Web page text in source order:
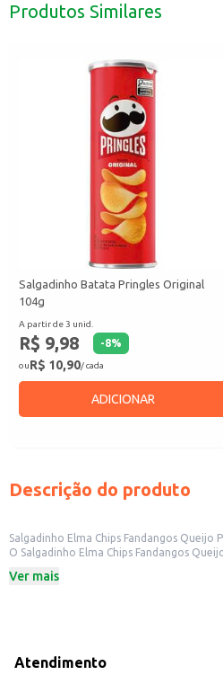
Produtos Similares
Salgadinho Batata Pringles Original
104g
A partir de 3 unid.
R$ 9,98 -8%
ouR$ 10,90/ cada
ADICIONAR
Descrição do produto
Salgadinho Elma Chips Fandangos Queijo
O Salgadinho Elma Chips Fandangos
Marca: Elma Chips
Pode ser incluído em kits de festas e
Ver mais
Atendimento